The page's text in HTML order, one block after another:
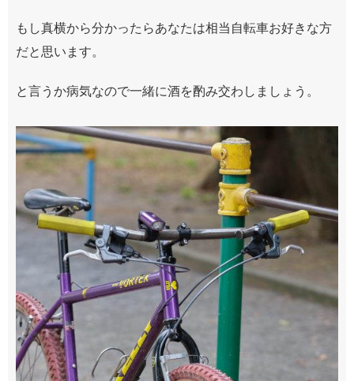
もし真横から分かったらあなたは相当自転車お好きな方
だと思います。
と言うか病気なので一緒に酒を酌み交わしましょう。